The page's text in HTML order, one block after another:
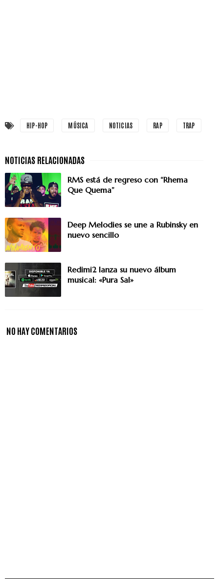
HIP-HOP MÚSICA NOTICIAS RAP TRAP
RMS está de regreso con “Rhema
Que Quema”
Deep Melodies se une a Rubinsky en
nuevo sencillo
Redimi2 lanza su nuevo álbum
musical: «Pura Sal»
NO HAY COMENTARIOS